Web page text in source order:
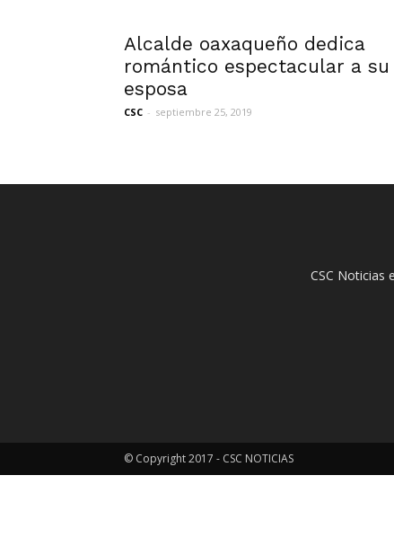
Alcalde oaxaqueño dedica
romántico espectacular a su
esposa
CSC - septiembre 25, 2019
CSC Noticias
© Copyright 2017 - CSC NOTICIAS